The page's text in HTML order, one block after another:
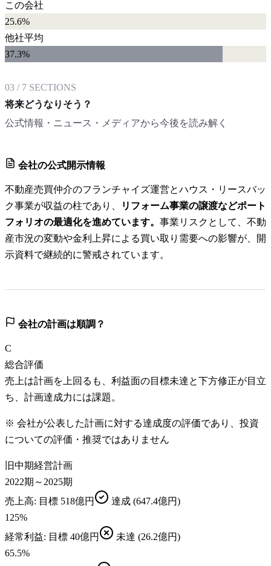
この会社
25.6%
他社平均
37.3%
03 / 7 SECTIONS
将来どうなりそう？
公式情報・ニュース・メディアから今後を読み解く
会社の公式開示情報
不動産売買仲介のフランチャイズ運営とハウス・リースバッ
ク事業が収益の柱であり、
リフォーム事業の譲渡などポート
フォリオの最適化を進めています。 事業リスクとして、不動
産市況の変動や金利上昇による買い取り需要への影響が、開
示資料で継続的に警戒されています。
会社の計画は順調？
C
総合評価
売上は計画を上回るも、利益面の目標未達と下方修正が目立
ち、計画達成力には課題。
※ 会社が公表した計画に対する達成度の評価であり、投資
についての評価・推奨ではありません
旧中期経営計画
2022期～2025期
売上高: 目標 518億円 達成 (647.4億円)
125%
経常利益: 目標 40億円 未達 (26.2億円)
65.5%